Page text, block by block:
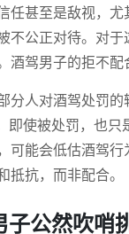
任甚至是敌视，
不公正对待。对
酒驾男子的拒不配
分人对酒驾处罚
即使被处罚，也
可能会低估酒驾
抵抗，而非配合。
子公然吹哨